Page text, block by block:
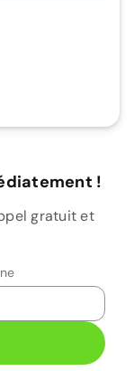
!
gratuit et